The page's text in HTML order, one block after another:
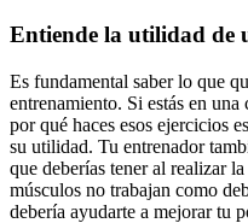
Entiende la utilidad de
Es fundamental saber lo que
entrenamiento. Si estás en
por qué haces esos ejercicios
su utilidad. Tu entrenador
que deberías tener al realizar
músculos no trabajan como
debería ayudarte a mejorar tu